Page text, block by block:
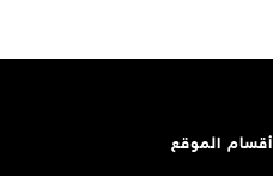
أقسام الموقع